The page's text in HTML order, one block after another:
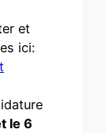
et
ici:
le 6